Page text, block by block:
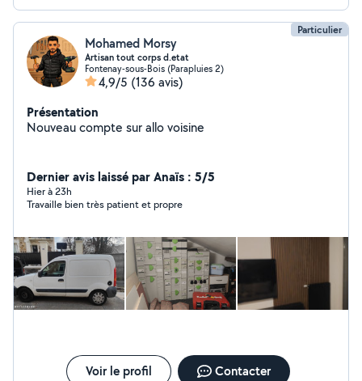
Particulier
Mohamed Morsy
Artisan tout corps d.etat
Fontenay-sous-Bois (Parapluies 2)
4,9/5 (136 avis)
Présentation
Nouveau compte sur allo voisine
Dernier avis laissé par Anaïs : 5/5
Hier à 23h
Travaille bien très patient et propre
Voir le profil Contacter